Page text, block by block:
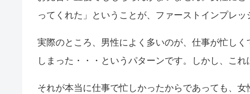
ってくれた」ということが、ファーストインプレッ
実際のところ、男性によく多いのが、仕事が忙し
しまった・・・というパターンです。しかし、これ
それが本当に仕事で忙しかったからであっても、